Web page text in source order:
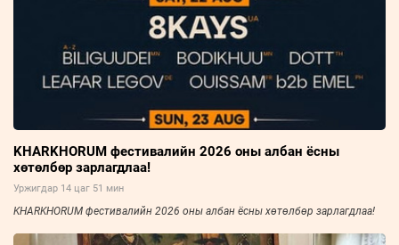
KHARKHORUM фестивалийн 2026 оны албан ёсны
хөтөлбөр зарлагдлаа!
Уржигдар 14 цаг 51 мин
KHARKHORUM фестивалийн 2026 оны албан ёсны хөтөлбөр зарлагдлаа!